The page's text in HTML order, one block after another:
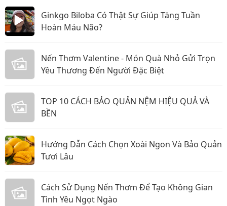
Ginkgo Biloba Có Thật Sự Giúp Tăng Tuần
Hoàn Máu Não?
Nến Thơm Valentine - Món Quà Nhỏ Gửi Trọn
Yêu Thương Đến Người Đặc Biệt
TOP 10 CÁCH BẢO QUẢN NỆM HIỆU QUẢ VÀ
BỀN
Hướng Dẫn Cách Chọn Xoài Ngon Và Bảo Quản
Tươi Lâu
Cách Sử Dụng Nến Thơm Để Tạo Không Gian
Tình Yêu Ngọt Ngào